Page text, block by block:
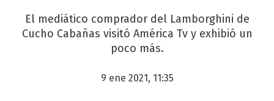
El mediático comprador del Lamborghini de
Cucho Cabañas visitó América Tv y exhibió un
poco más.
9 ene 2021, 11:35